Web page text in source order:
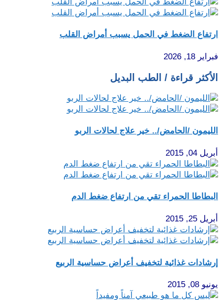
ارتفاع الضغط في الحمل يسبب أمراض القلب
فبراير 18, 2026
الأكثر قراءة / الطب البديل
الليمون /الحامض/.. خير علاج لحالات الربو
أبريل 04, 2015
البطاطا الحمراء تقي من ارتفاع ضغط الدم
أبريل 25, 2015
إرشادات غذائية لتخفيف أعراض حساسية الربيع
يونيو 08, 2015